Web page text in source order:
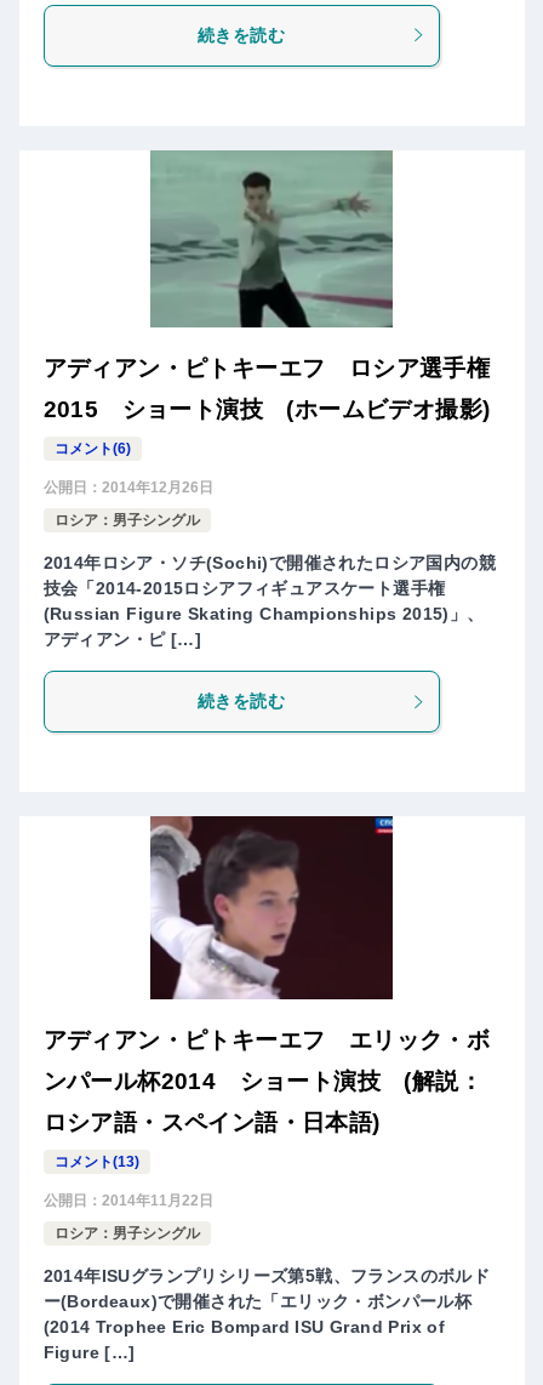
続きを読む
アディアン・ピトキーエフ ロシア選手権
2015 ショート演技 (ホームビデオ撮影)
コメント(6)
公開日： 2014年12月26日
ロシア：男子シングル
2014年ロシア・ソチ(Sochi)で開催されたロシア国内の競
技会「2014-2015ロシアフィギュアスケート選手権
(Russian Figure Skating Championships 2015)」、
アディアン・ピ […]
続きを読む
アディアン・ピトキーエフ エリック・ボ
ンパール杯2014 ショート演技 (解説：
ロシア語・スペイン語・日本語)
コメント(13)
公開日： 2014年11月22日
ロシア：男子シングル
2014年ISUグランプリシリーズ第5戦、フランスのボルド
ー(Bordeaux)で開催された「エリック・ボンパール杯
(2014 Trophee Eric Bompard ISU Grand Prix of
Figure […]